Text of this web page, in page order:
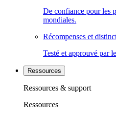
De confiance pour les
mondiales.
Récompenses et
Testé et approuvé par
Ressources
Ressources & support
Ressources